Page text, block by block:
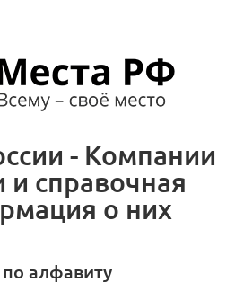
- Компании
и справочная
о них
алфавиту